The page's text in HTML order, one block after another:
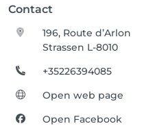
Contact
196, Route d’Arlon
Strassen L-8010
+35226394085
Open web page
Open Facebook